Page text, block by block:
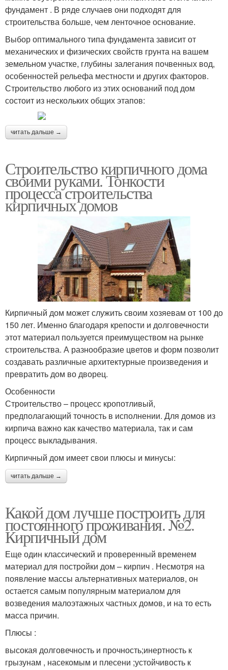
фундамент . В ряде случаев они подходят для
строительства больше, чем ленточное основание.
Выбор оптимального типа фундамента зависит от
механических и физических свойств грунта на вашем
земельном участке, глубины залегания почвенных вод,
особенностей рельефа местности и других факторов.
Строительство любого из этих оснований под дом
состоит из нескольких общих этапов:
читать дальше →
Строительство кирпичного дома
своими руками. Тонкости
процесса строительства
кирпичных домов
Кирпичный дом может служить своим хозяевам от 100 до
150 лет. Именно благодаря крепости и долговечности
этот материал пользуется преимуществом на рынке
строительства. А разнообразие цветов и форм позволит
создавать различные архитектурные произведения и
превратить дом во дворец.
Особенности
Строительство – процесс кропотливый,
предполагающий точность в исполнении. Для домов из
кирпича важно как качество материала, так и сам
процесс выкладывания.
Кирпичный дом имеет свои плюсы и минусы:
читать дальше →
Какой дом лучше построить для
постоянного проживания. №2.
Кирпичный дом
Еще один классический и проверенный временем
материал для постройки дом – кирпич . Несмотря на
появление массы альтернативных материалов, он
остается самым популярным материалом для
возведения малоэтажных частных домов, и на то есть
масса причин.
Плюсы :
высокая долговечность и прочность;инертность к
грызунам , насекомым и плесени ;устойчивость к